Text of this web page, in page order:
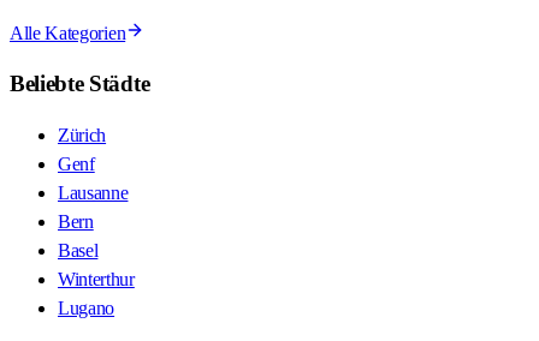
Alle Kategorien
Beliebte Städte
Zürich
Genf
Lausanne
Bern
Basel
Winterthur
Lugano